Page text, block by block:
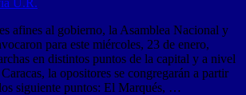
afines al gobierno, la Asamblea Nacional y
para este miércoles, 23 de enero,
en distintos puntos de la capital y a nivel
la opositores se congregarán a partir
siguiente puntos: El Marqués, …